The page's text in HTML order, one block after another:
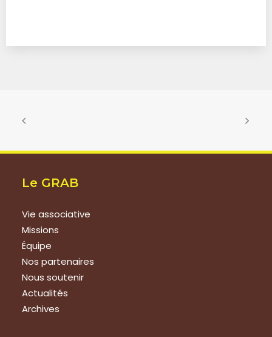
Le GRAB
Vie associative
Missions
Équipe
Nos partenaires
Nous soutenir
Actualités
Archives